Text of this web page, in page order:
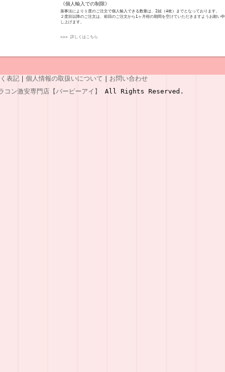
《個人輸入での制限》
薬事法により１度のご注文で個人輸入できる数量は、2組（4枚）までとなっております。
２度目以降のご注文は、前回のご注文から1ヶ月程の期間を空けていただきますようお願い申
し上げます。
>>> 詳しくはこちら
表記 ｜ 個人情報の取扱いについて ｜ お問い合わせ
コン激安専門店【バービーアイ】 All Rights Reserved.